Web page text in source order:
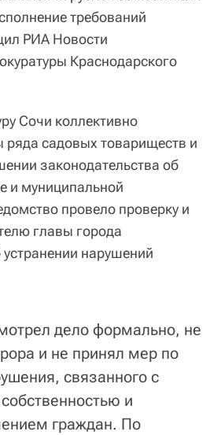
требований
РИА Новости
Краснодарского
Сочи коллективно
ряда садовых товариществ и
законодательства об
и муниципальной
провело проверку и
главы города
устранении нарушений
дело формально, не
и не принял мер по
связанного с
и
граждан. По